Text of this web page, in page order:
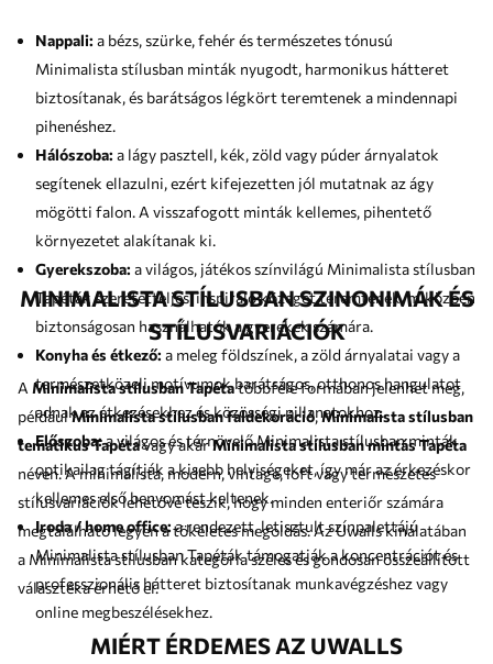
Nappali: a bézs, szürke, fehér és természetes tónusú
Minimalista stílusban minták nyugodt, harmonikus hátteret
biztosítanak, és barátságos légkört teremtenek a mindennapi
pihenéshez.
Hálószoba: a lágy pasztell, kék, zöld vagy púder árnyalatok
segítenek ellazulni, ezért kifejezetten jól mutatnak az ágy
mögötti falon. A visszafogott minták kellemes, pihentető
környezetet alakítanak ki.
Gyerekszoba: a világos, játékos színvilágú Minimalista stílusban
Tapéták szeretetteljes, inspiráló közeget teremtenek, miközben
biztonságosan használhatók a gyerekek számára.
Konyha és étkező: a meleg földszínek, a zöld árnyalatai vagy a
természetközeli motívumok barátságos, otthonos hangulatot
adnak az étkezésekhez és közösségi pillanatokhoz.
Előszoba:a világos és térnövelő Minimalista stílusban minták
optikailag tágítják a kisebb helyiségeket, így már az érkezéskor
kellemes első benyomást keltenek.
Iroda / home office:a rendezett, letisztult színpalettájú
Minimalista stílusban Tapéták támogatják a koncentrációt és
professzionális hátteret biztosítanak munkavégzéshez vagy
online megbeszélésekhez.
MINIMALISTA STÍLUSBAN SZINONIMÁK ÉS
STÍLUSVARIÁCIÓK
A Minimalista stílusban Tapétatöbbféle formában jelenhet meg,
példáulMinimalista stílusban faldekoráció,Minimalista stílusban
tematikus Tapétavagy akárMinimalista stílusban mintás Tapéta
néven. A minimalista, modern, vintage, loft vagy természetes
stílusvariációk lehetővé teszik, hogy minden enteriőr számára
megtalálható legyen a tökéletes megoldás. Az Uwalls kínálatában
a Minimalista stílusban kategória széles és gondosan összeállított
választéka érhető el.
MIÉRT ÉRDEMES AZ UWALLS